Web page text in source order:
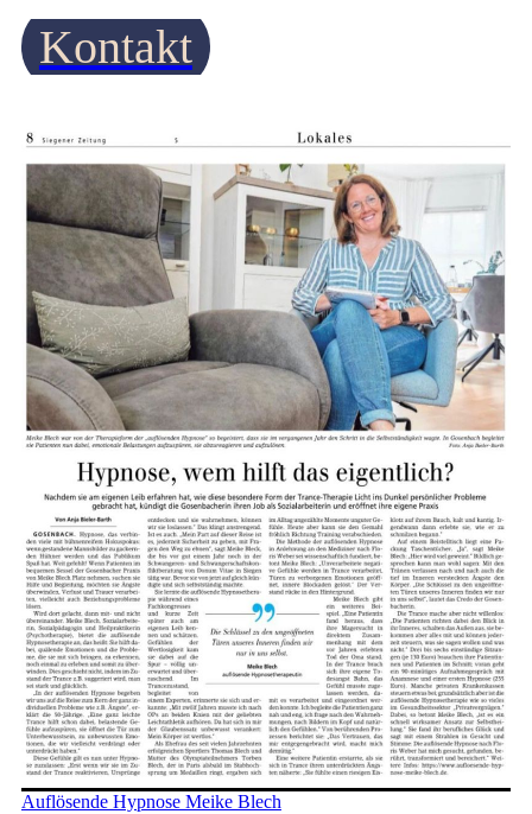
Kontakt
Auflösende Hypnose Meike Blech